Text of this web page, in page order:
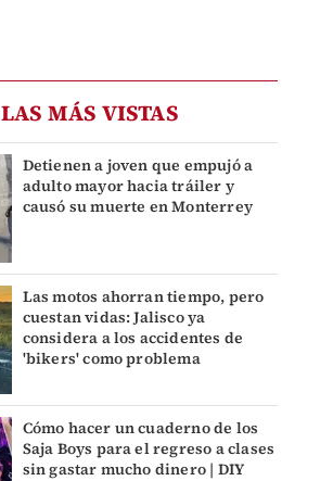
LAS MÁS VISTAS
Detienen a joven que empujó a
adulto mayor hacia tráiler y
causó su muerte en Monterrey
Las motos ahorran tiempo, pero
cuestan vidas: Jalisco ya
considera a los accidentes de
'bikers' como problema
Cómo hacer un cuaderno de los
Saja Boys para el regreso a clases
sin gastar mucho dinero | DIY